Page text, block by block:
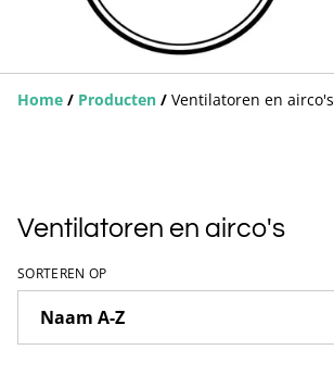
Home / Producten / Ventilatoren en airco's
Ventilatoren en airco's
SORTEREN OP